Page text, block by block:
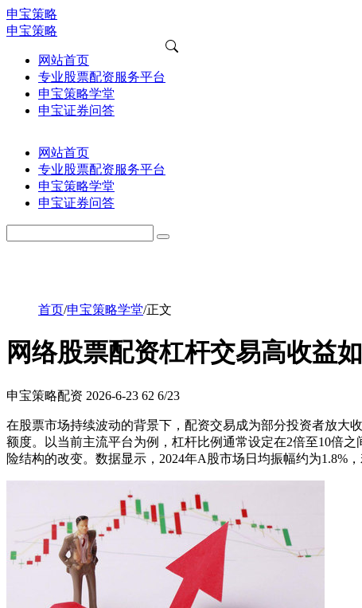
申宝策略
申宝策略
网站首页
专业股票配资服务平台
申宝策略学堂
申宝证券问答
网站首页
专业股票配资服务平台
申宝策略学堂
申宝证券问答
首页/申宝策略学堂/正文
网络股票配资杠杆交易高收益
申宝策略配资 2026-6-23 62 6/23
在股票市场持续波动的背景下，配资交易成为部分投资者放大
额度。以当前主流平台为例，杠杆比例通常设定在2倍至10倍
险结构的改变。数据显示，2024年A股市场日均振幅约为1.8%